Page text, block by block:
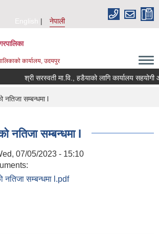
English
नेपाली
कार्यालय, उदयपुर
श्री सरस्वती मा.वि., हडैयाको लागि कार्यालय सहयोगी
नतिजा सम्बन्धमा l
नतिजा सम्बन्धमा l
07/05/2023 - 15:10
नतिजा सम्बन्धमा l.pdf